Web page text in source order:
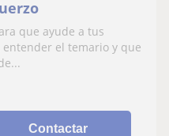
que ayude a tus
el temario y que
Contactar